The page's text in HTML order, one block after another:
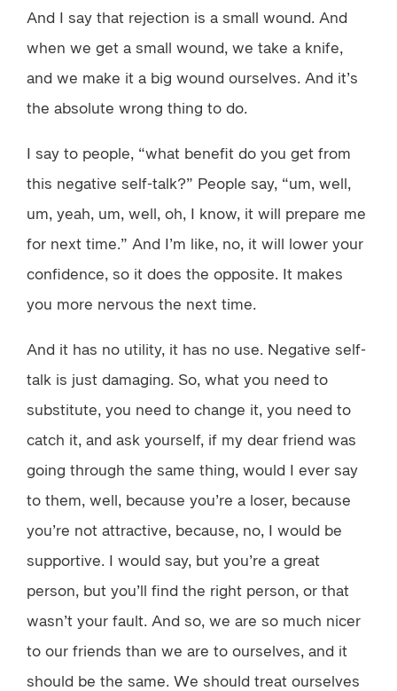
And I say that rejection is a small wound. And
when we get a small wound, we take a knife,
and we make it a big wound ourselves. And it’s
the absolute wrong thing to do.
I say to people, “what benefit do you get from
this negative self-talk?” People say, “um, well,
um, yeah, um, well, oh, I know, it will prepare me
for next time.” And I’m like, no, it will lower your
confidence, so it does the opposite. It makes
you more nervous the next time.
And it has no utility, it has no use. Negative self-
talk is just damaging. So, what you need to
substitute, you need to change it, you need to
catch it, and ask yourself, if my dear friend was
going through the same thing, would I ever say
to them, well, because you’re a loser, because
you’re not attractive, because, no, I would be
supportive. I would say, but you’re a great
person, but you’ll find the right person, or that
wasn’t your fault. And so, we are so much nicer
to our friends than we are to ourselves, and it
should be the same. We should treat ourselves